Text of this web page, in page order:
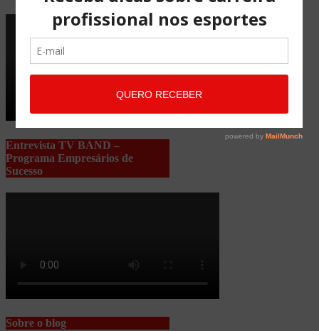
Entrevista TV BAND –
Programa Empresários de
Sucesso
Sobre o blog